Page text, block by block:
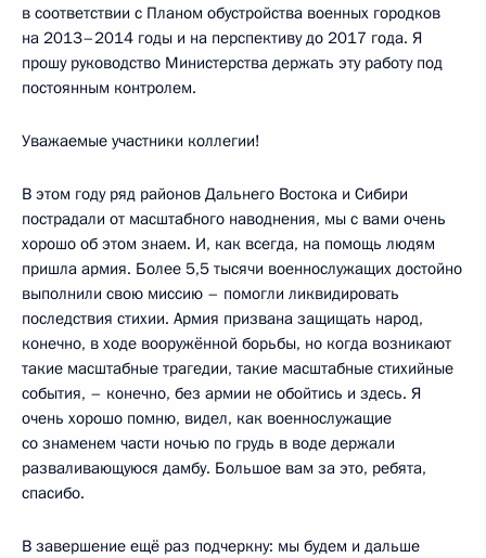
в соответствии с Планом обустройства военных городков
на 2013–2014 годы и на перспективу до 2017 года. Я
прошу руководство Министерства держать эту работу под
постоянным контролем.
Уважаемые участники коллегии!
В этом году ряд районов Дальнего Востока и Сибири
пострадали от масштабного наводнения, мы с вами очень
хорошо об этом знаем. И, как всегда, на помощь людям
пришла армия. Более 5,5 тысячи военнослужащих достойно
выполнили свою миссию – помогли ликвидировать
последствия стихии. Армия призвана защищать народ,
конечно, в ходе вооружённой борьбы, но когда возникают
такие масштабные трагедии, такие масштабные стихийные
события, – конечно, без армии не обойтись и здесь. Я
очень хорошо помню, видел, как военнослужащие
со знаменем части ночью по грудь в воде держали
разваливающуюся дамбу. Большое вам за это, ребята,
спасибо.
В завершение ещё раз подчеркну: мы будем и дальше